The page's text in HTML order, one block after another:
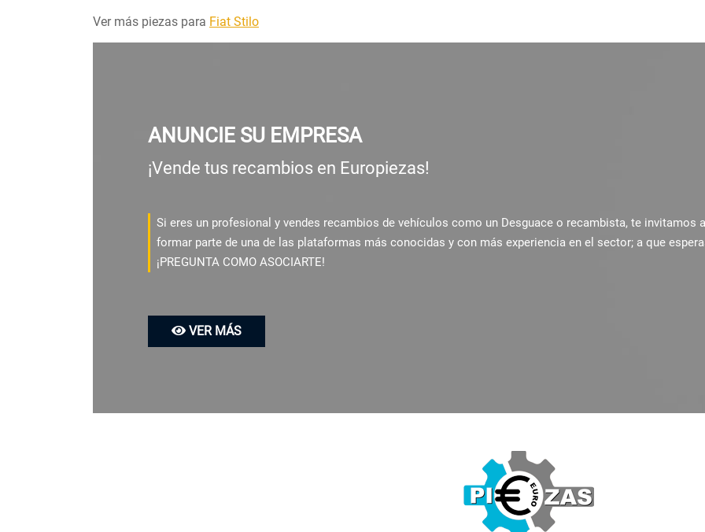
Ver más piezas para Fiat Stilo
ANUNCIE SU EMPRESA
¡Vende tus recambios en Europiezas!
Si eres un profesional y vendes recambios de vehículos como un Desguace o recambista, te invitamos a
formar parte de una de las plataformas más conocidas y con más experiencia en el sector; a que
¡PREGUNTA COMO ASOCIARTE!
VER MÁS